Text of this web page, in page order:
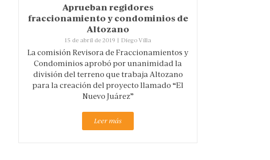
Aprueban regidores
fraccionamiento y condominios de
Altozano
15 de abril de 2019 | Diego Villa
La comisión Revisora de Fraccionamientos y
Condominios aprobó por unanimidad la
división del terreno que trabaja Altozano
para la creación del proyecto llamado “El
Nuevo Juárez”
Leer más